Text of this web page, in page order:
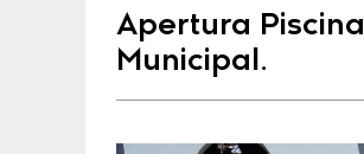
Apertura Piscina
Municipal.